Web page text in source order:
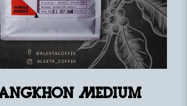
Medium